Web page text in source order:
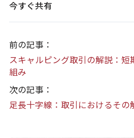
今すぐ共有
前の記事：
スキャルピング取引の解説：短
組み
次の記事：
足長十字線：取引におけるその